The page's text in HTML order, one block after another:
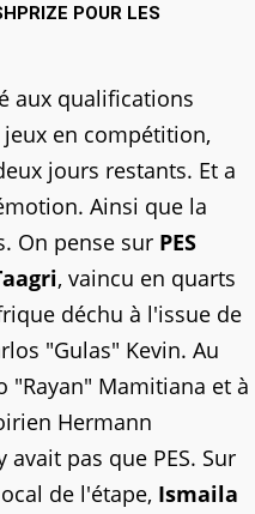
POUR LES
aux qualifications
en compétition,
jours restants. Et a
Ainsi que la
On pense sur PES
, vaincu en quarts
déchu à l'issue de
"Gulas" Kevin. Au
Mamitiana et à
Hermann
pas que PES. Sur
de l'étape, Ismaila